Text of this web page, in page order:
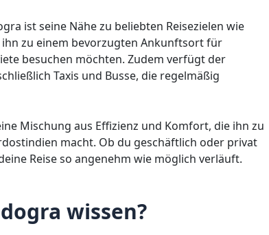
ist seine Nähe zu beliebten Reisezielen wie
zu einem bevorzugten Ankunftsort für
besuchen möchten. Zudem verfügt der
Taxis und Busse, die regelmäßig
Mischung aus Effizienz und Komfort, die ihn zu
macht. Ob du geschäftlich oder privat
Reise so angenehm wie möglich verläuft.
wissen?